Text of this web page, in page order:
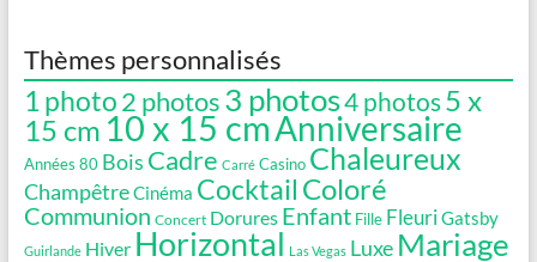
Thèmes personnalisés
1 photo2 photos3 photos4 photos5 x
15 cm 10 x 15 cmAnniversaire
Années 80 Bois Cadre Carré Casino Chaleureux
ChampêtreCinéma Cocktail Coloré
Communion Concert Dorures Enfant Fille FleuriGatsby
Guirlande Hiver Horizontal Las Vegas Luxe Mariage